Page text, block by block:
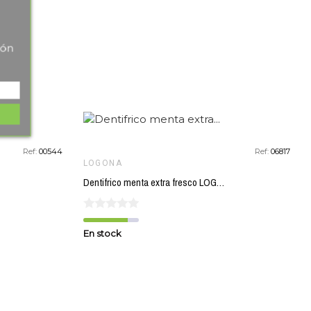
Ref: 00544
Ref: 06817
LOGONA
Dentifrico menta extra fresco LOGONA 75 ml
En stock